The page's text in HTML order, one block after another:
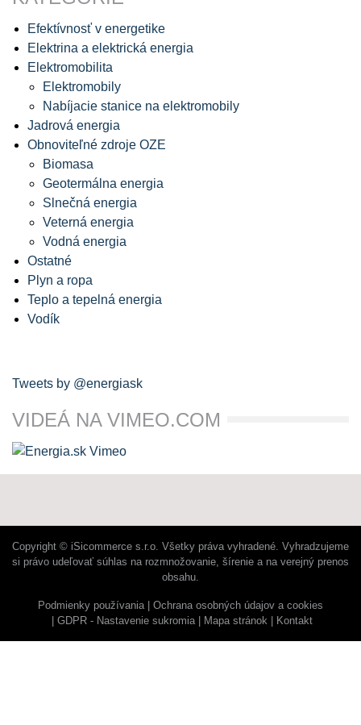
Efektívnosť v energetike
Elektrina a elektrická energia
Elektromobilita
Elektromobily
Nabíjacie stanice na elektromobily
Jadrová energia
Obnoviteľné zdroje OZE
Biomasa
Geotermálna energia
Slnečná energia
Veterná energia
Vodná energia
Ostatné
Plyn a ropa
Teplo a tepelná energia
Vodík
Tweets by @energiask
VIDEÁ NA VIMEO.COM
Copyright © iSicommerce s.r.o. Všetky práva vyhradené. Vyhradzujeme
si právo udeľovať súhlas na rozmnožovanie, šírenie a na verejný prenos
obsahu.
Podmienky používania
Ochrana osobných údajov a cookies
GDPR - Nastavenie sukromia
Mapa stránok Kontakt